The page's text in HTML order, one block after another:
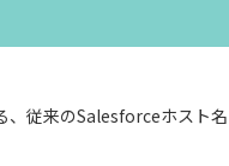
、従来のSalesforceホスト